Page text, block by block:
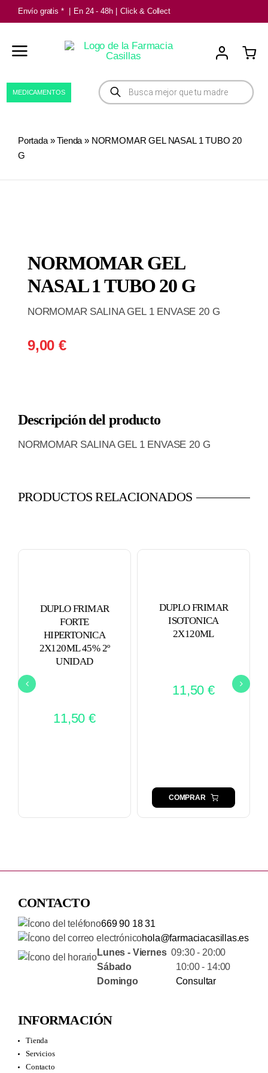
Saltar
al
contenido
Envío gratis * En 24 - 48h Click & Collect
Búsqueda
de
productos
MEDICAMENTOS
Portada»Tienda » NORMOMAR GEL NASAL 1 TUBO 20
G
NORMOMAR GEL
NASAL 1 TUBO 20 G
NORMOMAR SALINA GEL 1 ENVASE 20 G
9,00 €
Descripción del producto
NORMOMAR SALINA GEL 1 ENVASE 20 G
PRODUCTOS RELACIONADOS
DUPLO FRIMAR
FORTE
HIPERTONICA
2X120ML 45% 2º
UNIDAD
11,50 €
DUPLO FRIMAR
ISOTONICA
2X120ML
11,50 €
COMPRAR
CONTACTO
669 90 18 31
hola@farmaciacasillas.es
Lunes - Viernes09:30 - 20:00
Sábado 10:00 - 14:00
Domingo
Consultar
INFORMACIÓN
Tienda
Servicios
Contacto